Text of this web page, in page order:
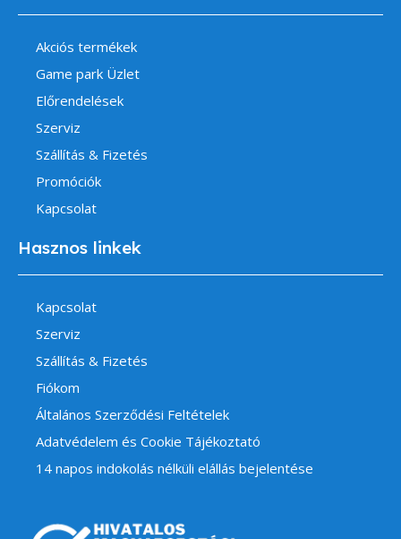
Akciós termékek
Game park Üzlet
Előrendelések
Szerviz
Szállítás & Fizetés
Promóciók
Kapcsolat
Hasznos linkek
Kapcsolat
Szerviz
Szállítás & Fizetés
Fiókom
Általános Szerződési Feltételek
Adatvédelem és Cookie Tájékoztató
14 napos indokolás nélküli elállás bejelentése